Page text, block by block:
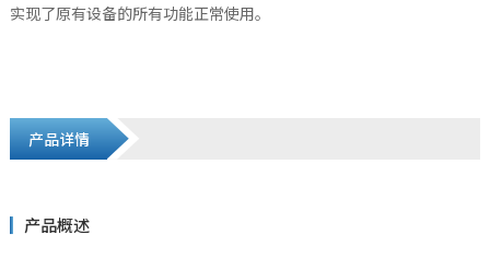
实现了原有设备的所有功能正常使用。
产品详情
产品概述